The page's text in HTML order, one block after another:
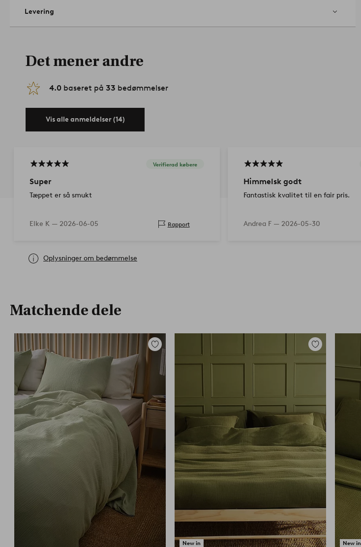
Levering
Det mener andre
4.0 baseret på 33 bedømmelser
Vis alle anmeldelser (14)
Verifierad købere
Super
Tæppet er så smukt
Elke K — 2026-06-05 Rapport
Himmelsk godt
Fantastisk kvalitet til en fair pris.
Andrea F — 2026-05-30
Oplysninger om bedømmelse
Matchende dele
Tilføj
favoritter
New in
Tilføj
favoritter
New in